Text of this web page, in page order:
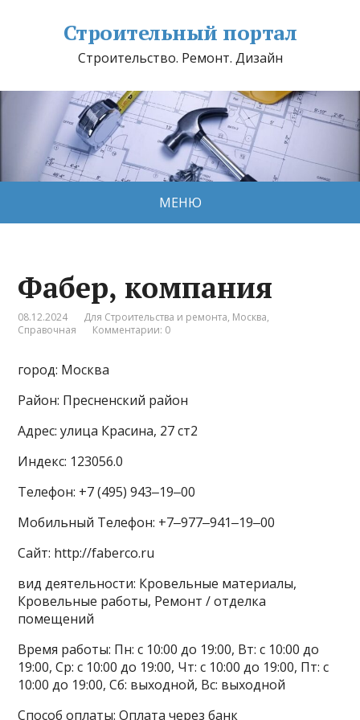
Строительный портал
Строительство. Ремонт. Дизайн
МЕНЮ
Фабер, компания
08.12.2024 Для Строительства и ремонта, Москва,
Справочная
Комментарии: 0
город: Москва
Район: Пресненский район
Адрес: улица Красина, 27 ст2
Индекс: 123056.0
Телефон: +7 (495) 943‒19‒00
Мобильный Телефон: +7‒977‒941‒19‒00
Сайт: http://faberco.ru
вид деятельности: Кровельные материалы,
Кровельные работы, Ремонт / отделка
помещений
Время работы: Пн: с 10:00 до 19:00, Вт: с 10:00 до
19:00, Ср: с 10:00 до 19:00, Чт: с 10:00 до 19:00, Пт: с
10:00 до 19:00, Сб: выходной, Вс: выходной
Способ оплаты: Оплата через банк